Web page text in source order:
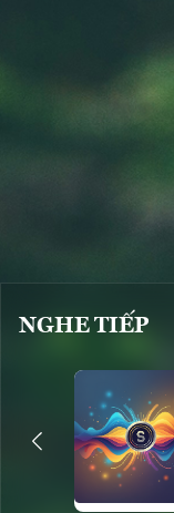
NGHE TIẾP